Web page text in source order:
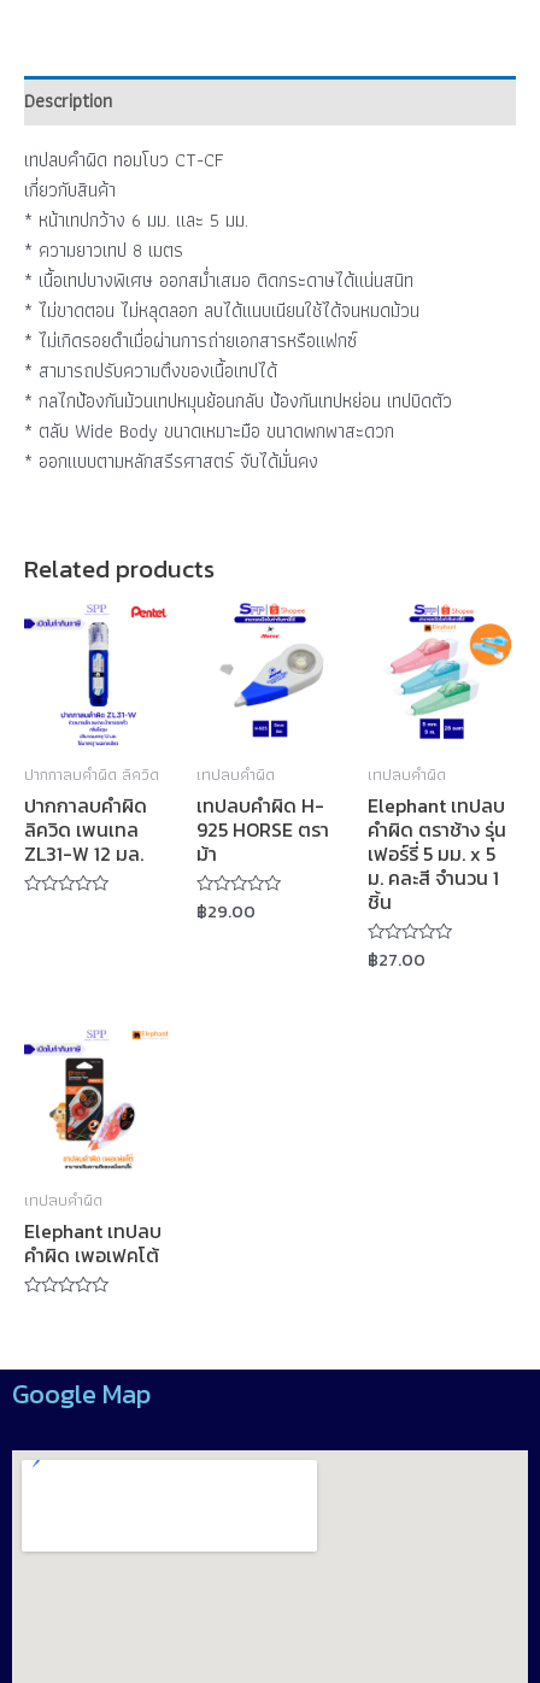
Description
เทปลบคำผิด ทอมโบว CT-CF
เกี่ยวกับสินค้า
* หน้าเทปกว้าง 6 มม. และ 5 มม.
* ความยาวเทป 8 เมตร
* เนื้อเทปบางพิเศษ ออกสม่ำเสมอ ติดกระดาษได้แน่นสนิท
* ไม่ขาดตอน ไม่หลุดลอก ลบได้แนบเนียนใช้ได้จนหมดม้วน
* ไม่เกิดรอยดำเมื่อผ่านการถ่ายเอกสารหรือแฟกซ์
* สามารถปรับความตึงของเนื้อเทปได้
* กลไกป้องกันม้วนเทปหมุนย้อนกลับ ป้องกันเทปหย่อน เทปบิดตัว
* ตลับ Wide Body ขนาดเหมาะมือ ขนาดพกพาสะดวก
* ออกแบบตามหลักสรีรศาสตร์ จับได้มั่นคง
Related products
ปากกาลบคำผิด ลิควิด
ปากกาลบคำผิด
ลิควิด เพนเทล
ZL31-W 12 มล.
เทปลบคำผิด
เทปลบคำผิด H-
925 HORSE ตรา
ม้า
Rated
0
฿29.00
เทปลบคำผิด
Elephant เทปลบ
คำผิด ตราช้าง รุ่น
เฟอร์รี่ 5 มม. x 5
ม. คละสี จำนวน 1
ชิ้น
Rated
0
฿27.00
เทปลบคำผิด
Elephant เทปลบ
คำผิด เพอเฟคโต้
5
Google Map